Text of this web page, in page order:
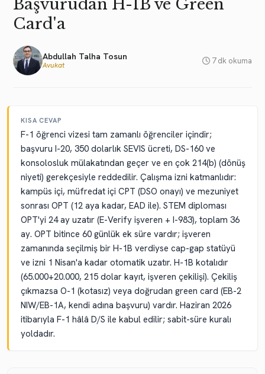
Başvurudan H-1B ve Green
Card'a
Abdullah Talha Tosun
Avukat 7 dk okuma
KISA CEVAP
F-1 öğrenci vizesi tam zamanlı öğrenciler içindir;
başvuru I-20, 350 dolarlık SEVIS ücreti, DS-160 ve
konsolosluk mülakatından geçer ve en çok 214(b) (dönüş
niyeti) gerekçesiyle reddedilir. Çalışma izni katmanlıdır:
kampüs içi, müfredat içi CPT (DSO onayı) ve mezuniyet
sonrası OPT (12 aya kadar, EAD ile). STEM diploması
OPT'yi 24 ay uzatır (E-Verify işveren + I-983), toplam 36
ay. OPT bitince 60 günlük ek süre vardır; işveren
zamanında seçilmiş bir H-1B verdiyse cap-gap statüyü
ve izni 1 Nisan'a kadar otomatik uzatır. H-1B kotalıdır
(65.000+20.000, 215 dolar kayıt, işveren çekilişi). Çekiliş
çıkmazsa O-1 (kotasız) veya doğrudan green card (EB-2
NIW/EB-1A, kendi adına başvuru) vardır. Haziran 2026
itibarıyla F-1 hâlâ D/S ile kabul edilir; sabit-süre kuralı
yoldadır.